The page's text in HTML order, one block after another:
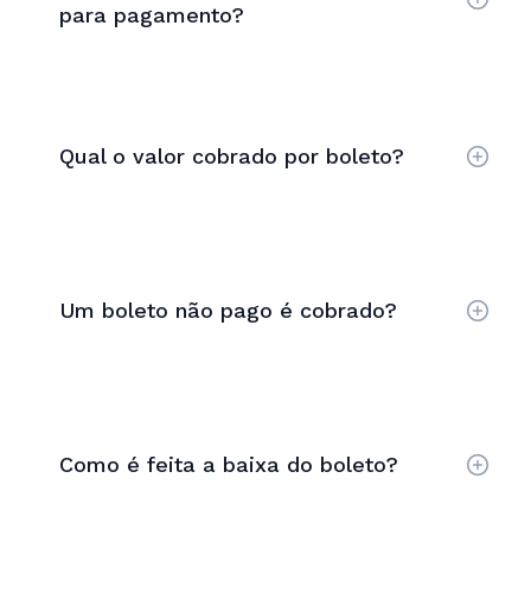
para pagamento?
Qual o valor cobrado por boleto?
Um boleto não pago é cobrado?
Como é feita a baixa do boleto?